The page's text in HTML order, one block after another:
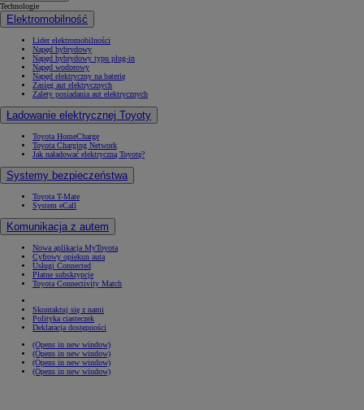
Technologie
Elektromobilność
Lider elektromobilności
Napęd hybrydowy
Napęd hybrydowy typu plug-in
Napęd wodorowy
Napęd elektryczny na baterię
Zasięg aut elektrycznych
Zalety posiadania aut elektrycznych
Ładowanie elektrycznej Toyoty
Toyota HomeCharge
Toyota Charging Network
Jak naładować elektryczną Toyotę?
Systemy bezpieczeństwa
Toyota T-Mate
System eCall
Komunikacja z autem
Nowa aplikacja MyToyota
Cyfrowy opiekun auta
Usługi Connected
Płatne subskrypcje
Toyota Connectivity Match
Skontaktuj się z nami
Polityka ciasteczek
Deklaracja dostępności
(Opens in new window)
(Opens in new window)
(Opens in new window)
(Opens in new window)